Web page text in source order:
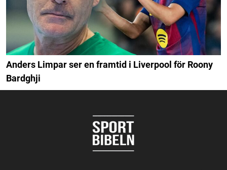
Anders Limpar ser en framtid i Liverpool för Roony
Bardghji